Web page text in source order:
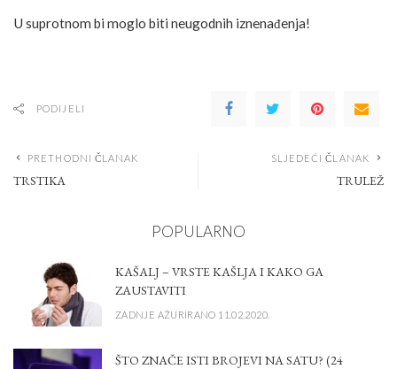
U suprotnom bi moglo biti neugodnih iznenađenja!
PODIJELI
PRETHODNI ČLANAK
TRSTIKA
SLJEDEĆI ČLANAK
TRULEŽ
POPULARNO
KAŠALJ – VRSTE KAŠLJA I KAKO GA
ZAUSTAVITI
ZADNJE AŽURIRANO 11.02.2020.
ŠTO ZNAČE ISTI BROJEVI NA SATU? (24